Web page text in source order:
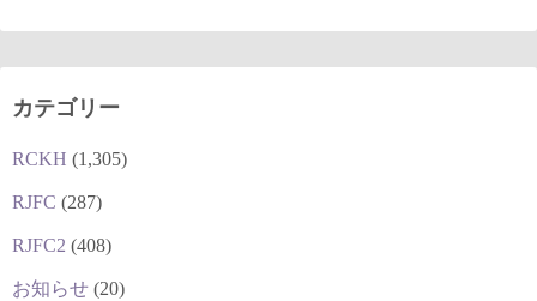
カテゴリー
RCKH (1,305)
RJFC (287)
RJFC2 (408)
お知らせ (20)